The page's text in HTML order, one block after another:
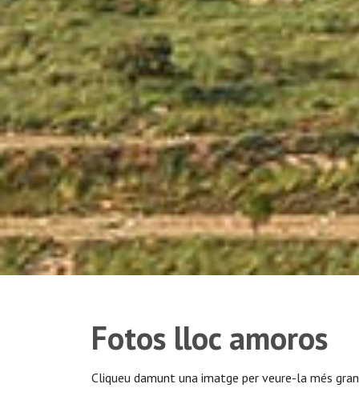
Fotos lloc amoros
Cliqueu damunt una imatge per veure-la més